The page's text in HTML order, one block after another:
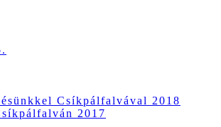
Csíkpálfalvával 2018
2017